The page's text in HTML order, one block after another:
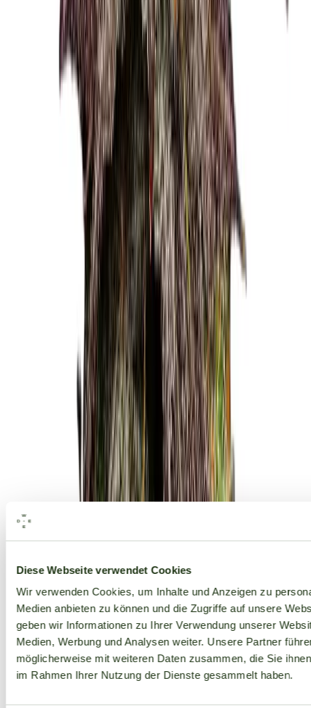
Diese Webseite verwendet Cookies
Wir verwenden Cookies, um Inhalte und Anzeigen zu
Medien anbieten zu können und die Zugriffe auf unsere
geben wir Informationen zu Ihrer Verwendung unserer
Medien, Werbung und Analysen weiter. Unsere Partner
möglicherweise mit weiteren Daten zusammen, die Sie
im Rahmen Ihrer Nutzung der Dienste gesammelt haben.